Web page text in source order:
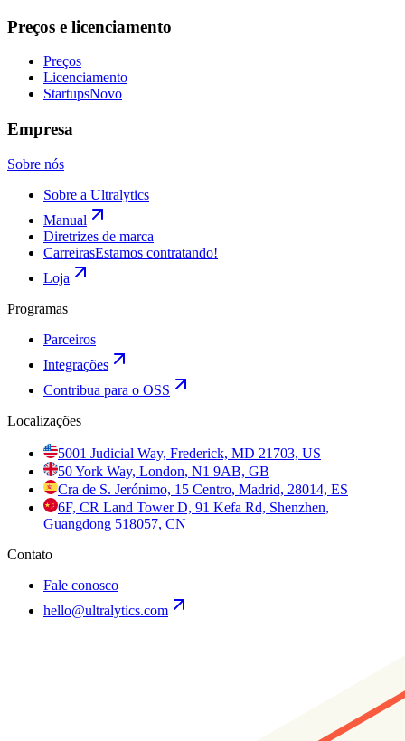
Preços e licenciamento
Preços
Licenciamento
StartupsNovo
Empresa
Sobre nós
Sobre a Ultralytics
Manual
Diretrizes de marca
CarreirasEstamos contratando!
Loja
Programas
Parceiros
Integrações
Contribua para o OSS
Localizações
5001 Judicial Way, Frederick, MD 21703, US
50 York Way, London, N1 9AB, GB
Cra de S. Jerónimo, 15 Centro, Madrid, 28014, ES
6F, CR Land Tower D, 91 Kefa Rd, Shenzhen,
Guangdong 518057, CN
Contato
Fale conosco
hello@ultralytics.com